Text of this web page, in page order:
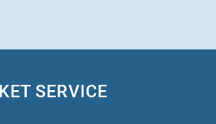
SERVICE